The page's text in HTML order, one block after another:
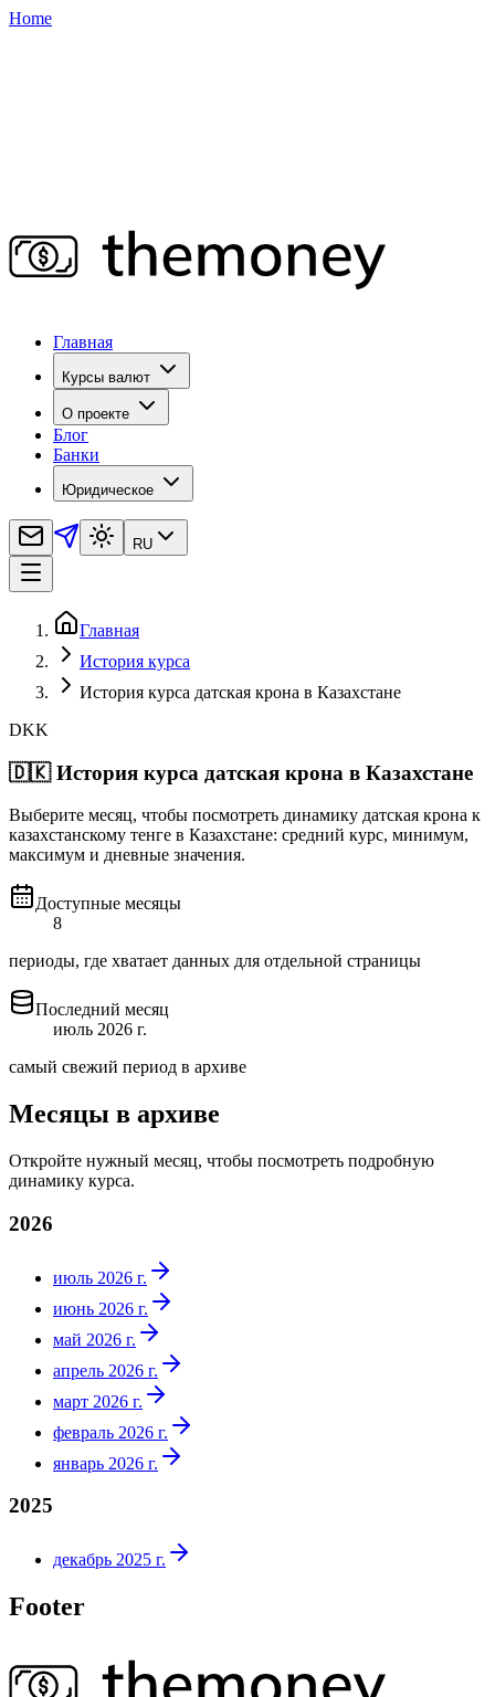
Home
Главная
Курсы валют
О проекте
Блог
Банки
Юридическое
RU
Главная
История курса
История курса датская крона в Казахстане
DKK
🇩🇰 История курса датская крона в Казахстане
Выберите месяц, чтобы посмотреть динамику датская крона к
казахстанскому тенге в Казахстане: средний курс, минимум,
максимум и дневные значения.
Доступные месяцы
8
периоды, где хватает данных для отдельной страницы
Последний месяц
июль 2026 г.
самый свежий период в архиве
Месяцы в архиве
Откройте нужный месяц, чтобы посмотреть подробную
динамику курса.
2026
июль 2026 г.
июнь 2026 г.
май 2026 г.
апрель 2026 г.
март 2026 г.
февраль 2026 г.
январь 2026 г.
2025
декабрь 2025 г.
Footer